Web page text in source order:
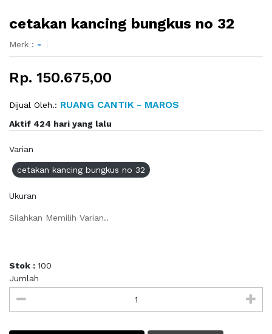
cetakan kancing bungkus no 32
Merk : -
Rp. 150.675,00
Dijual Oleh.: RUANG CANTIK - MAROS
Aktif 424 hari yang lalu
Varian
cetakan kancing bungkus no 32
Ukuran
Silahkan Memilih Varian..
Stok : 100
Jumlah